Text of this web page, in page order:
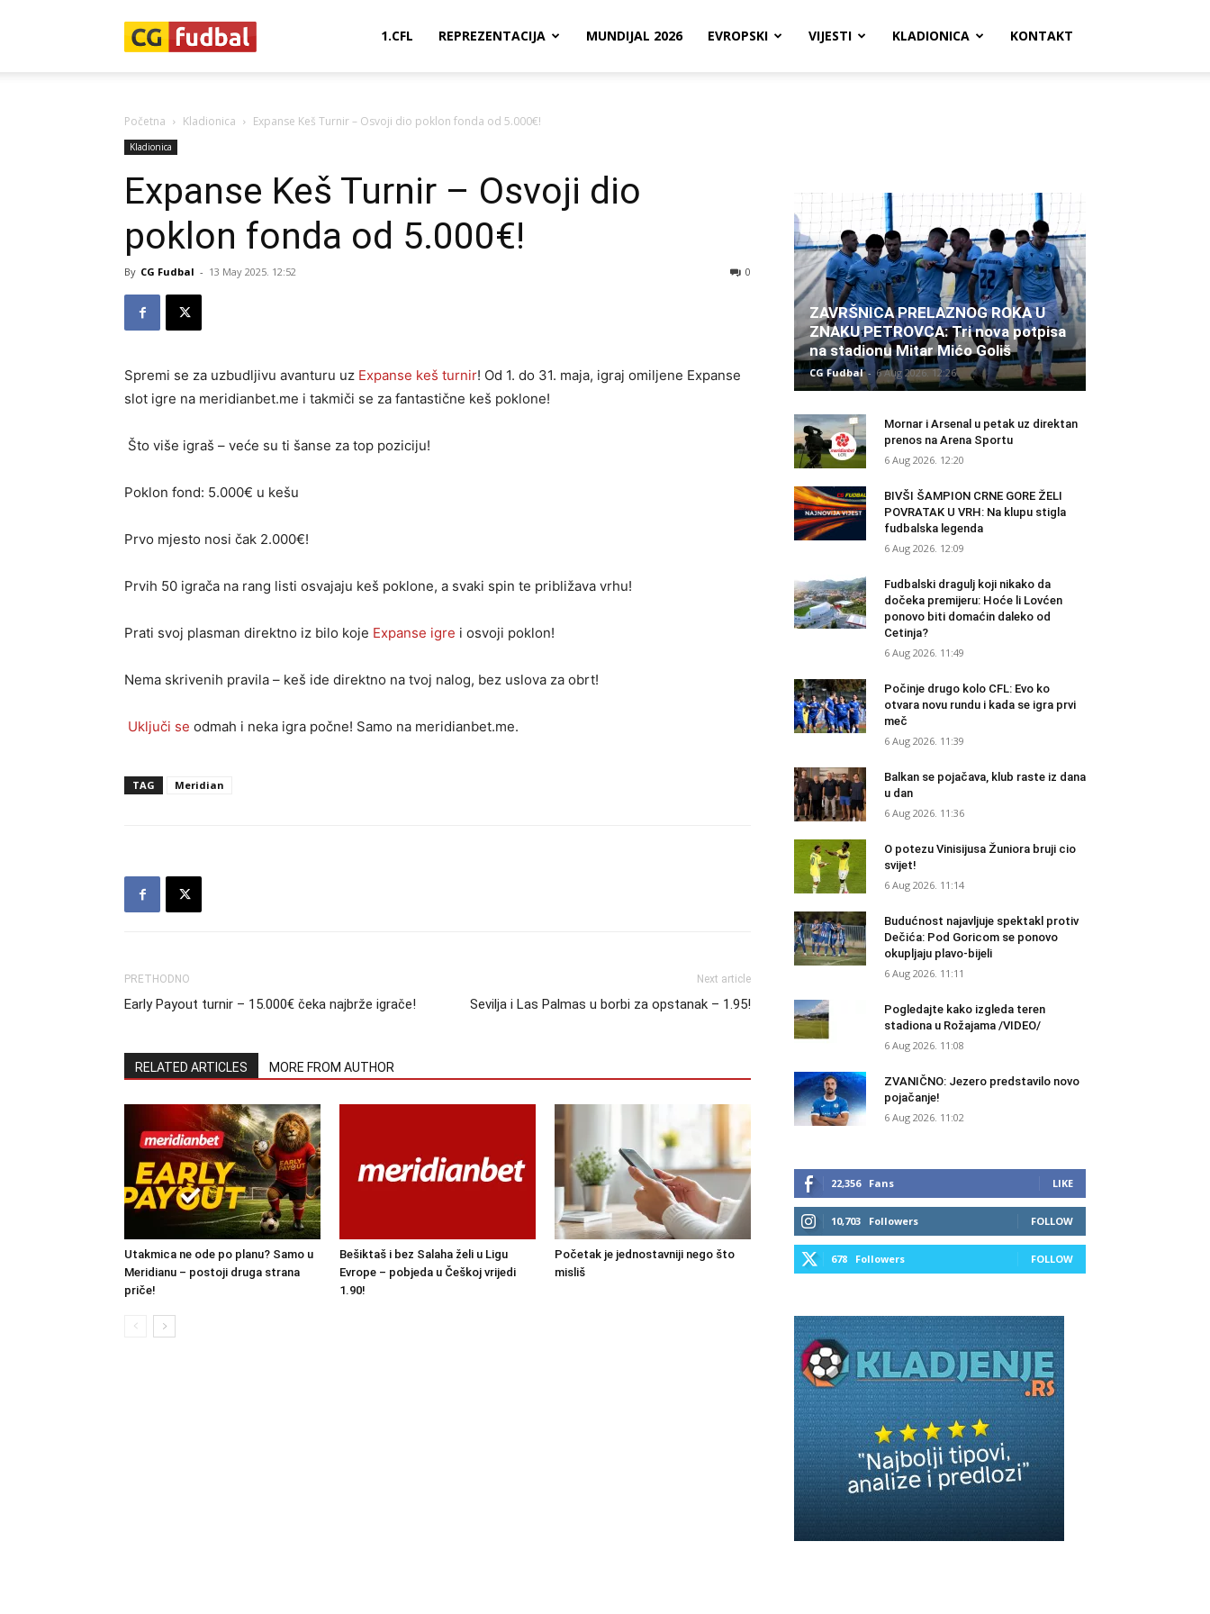
1.CFL REPREZENTACIJA MUNDIJAL 2026 EVROPSKI VIJESTI KLADIONICA KONTAKT
Početna Kladionica Expanse Keš Turnir – Osvoji dio poklon fonda od 5.000€!
Kladionica
Expanse Keš Turnir – Osvoji dio
poklon fonda od 5.000€!
By CG Fudbal - 13 May 2025. 12:52 0
Spremi se za uzbudljivu avanturu uz Expanse keš turnir! Od 1. do 31. maja, igraj omiljene Expanse
slot igre na meridianbet.me i takmiči se za fantastične keš poklone!
Što više igraš – veće su ti šanse za top poziciju!
Poklon fond: 5.000€ u kešu
Prvo mjesto nosi čak 2.000€!
Prvih 50 igrača na rang listi osvajaju keš poklone, a svaki spin te približava vrhu!
Prati svoj plasman direktno iz bilo koje Expanse igre i osvoji poklon!
Nema skrivenih pravila – keš ide direktno na tvoj nalog, bez uslova za obrt!
Uključi se odmah i neka igra počne! Samo na meridianbet.me.
TAG Meridian
PRETHODNO
Early Payout turnir – 15.000€ čeka najbrže igrače!
Next article
Sevilja i Las Palmas u borbi za opstanak – 1.95!
RELATED ARTICLES MORE FROM AUTHOR
Utakmica ne ode po planu? Samo u
Meridianu – postoji druga strana
priče!
Bešiktaš i bez Salaha želi u Ligu
Evrope – pobjeda u Češkoj vrijedi
1.90!
Početak je jednostavniji nego što
misliš
ZAVRŠNICA PRELAZNOG ROKA U
ZNAKU PETROVCA: Tri nova potpisa
na stadionu Mitar Mićo Goliš
CG Fudbal - 6 Aug 2026. 12:26
Mornar i Arsenal u petak uz direktan
prenos na Arena Sportu
6 Aug 2026. 12:20
BIVŠI ŠAMPION CRNE GORE ŽELI
POVRATAK U VRH: Na klupu stigla
fudbalska legenda
6 Aug 2026. 12:09
Fudbalski dragulj koji nikako da
dočeka premijeru: Hoće li Lovćen
ponovo biti domaćin daleko od
Cetinja?
6 Aug 2026. 11:49
Počinje drugo kolo CFL: Evo ko
otvara novu rundu i kada se igra prvi
meč
6 Aug 2026. 11:39
Balkan se pojačava, klub raste iz dana
u dan
6 Aug 2026. 11:36
O potezu Vinisijusa Žuniora bruji cio
svijet!
6 Aug 2026. 11:14
Budućnost najavljuje spektakl protiv
Dečića: Pod Goricom se ponovo
okupljaju plavo-bijeli
6 Aug 2026. 11:11
Pogledajte kako izgleda teren
stadiona u Rožajama /VIDEO/
6 Aug 2026. 11:08
ZVANIČNO: Jezero predstavilo novo
pojačanje!
6 Aug 2026. 11:02
22,356 Fans LIKE
10,703 Followers FOLLOW
678 Followers FOLLOW